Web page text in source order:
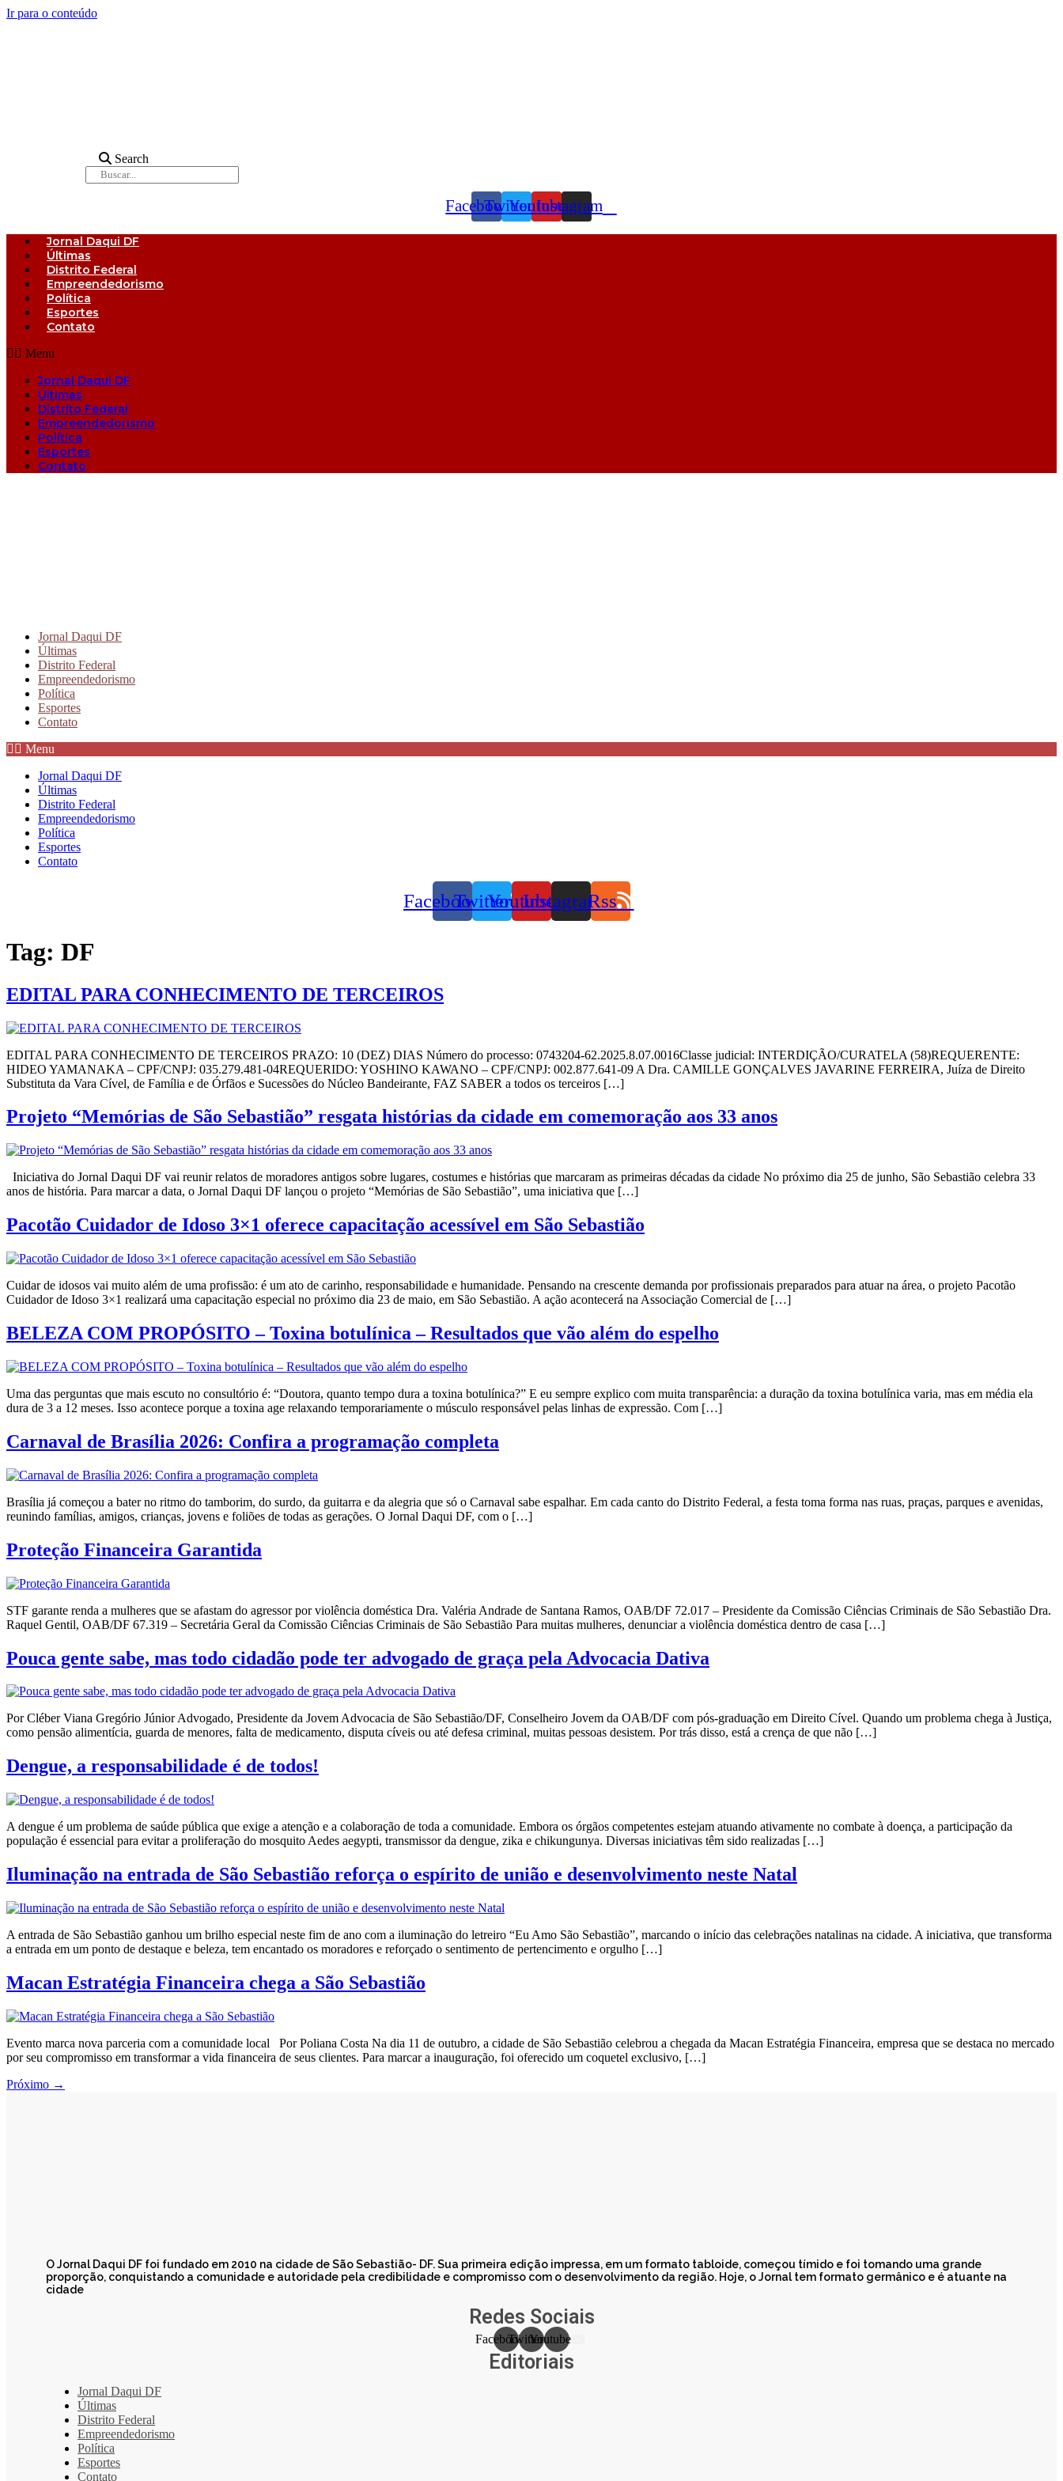
Ir para o conteúdo
Search
Facebook
TwitterYoutubeInstagram
Jornal Daqui DF
Últimas
Distrito Federal
Empreendedorismo
Política
Esportes
Contato
Menu
Jornal Daqui DF
Últimas
Distrito Federal
Empreendedorismo
Política
Esportes
Contato
Jornal Daqui DF
Últimas
Distrito Federal
Empreendedorismo
Política
Esportes
Contato
Menu
Jornal Daqui DF
Últimas
Distrito Federal
Empreendedorismo
Política
Esportes
Contato
FacebookTwitterYoutubeInstagramRss
Tag: DF
EDITAL PARA CONHECIMENTO DE TERCEIROS
EDITAL PARA CONHECIMENTO DE TERCEIROS PRAZO: 10 (DEZ) DIAS Número do processo: 0743204-62.2025.8.07.0016Classe judicial: INTERDIÇÃO/CURATELA (58)REQUERENTE:
HIDEO YAMANAKA – CPF/CNPJ: 035.279.481-04REQUERIDO: YOSHINO KAWANO – CPF/CNPJ: 002.877.641-09 A Dra. CAMILLE GONÇALVES JAVARINE FERREIRA, Juíza de Direito
Substituta da Vara Cível, de Família e de Órfãos e Sucessões do Núcleo Bandeirante, FAZ SABER a todos os terceiros […]
Projeto “Memórias de São Sebastião” resgata histórias da cidade em comemoração aos 33 anos
Iniciativa do Jornal Daqui DF vai reunir relatos de moradores antigos sobre lugares, costumes e histórias que marcaram as primeiras décadas da cidade No próximo dia 25 de junho, São Sebastião celebra 33
anos de história. Para marcar a data, o Jornal Daqui DF lançou o projeto “Memórias de São Sebastião”, uma iniciativa que […]
Pacotão Cuidador de Idoso 3×1 oferece capacitação acessível em São Sebastião
Cuidar de idosos vai muito além de uma profissão: é um ato de carinho, responsabilidade e humanidade. Pensando na crescente demanda por profissionais preparados para atuar na área, o projeto Pacotão
Cuidador de Idoso 3×1 realizará uma capacitação especial no próximo dia 23 de maio, em São Sebastião. A ação acontecerá na Associação Comercial de […]
BELEZA COM PROPÓSITO – Toxina botulínica – Resultados que vão além do espelho
Uma das perguntas que mais escuto no consultório é: “Doutora, quanto tempo dura a toxina botulínica?” E eu sempre explico com muita transparência: a duração da toxina botulínica varia, mas em média ela
dura de 3 a 12 meses. Isso acontece porque a toxina age relaxando temporariamente o músculo responsável pelas linhas de expressão. Com […]
Carnaval de Brasília 2026: Confira a programação completa
Brasília já começou a bater no ritmo do tamborim, do surdo, da guitarra e da alegria que só o Carnaval sabe espalhar. Em cada canto do Distrito Federal, a festa toma forma nas ruas, praças, parques e avenidas,
reunindo famílias, amigos, crianças, jovens e foliões de todas as gerações. O Jornal Daqui DF, com o […]
Proteção Financeira Garantida
STF garante renda a mulheres que se afastam do agressor por violência doméstica Dra. Valéria Andrade de Santana Ramos, OAB/DF 72.017 – Presidente da Comissão Ciências Criminais de São Sebastião Dra.
Raquel Gentil, OAB/DF 67.319 – Secretária Geral da Comissão Ciências Criminais de São Sebastião Para muitas mulheres, denunciar a violência doméstica dentro de casa […]
Pouca gente sabe, mas todo cidadão pode ter advogado de graça pela Advocacia Dativa
Por Cléber Viana Gregório Júnior Advogado, Presidente da Jovem Advocacia de São Sebastião/DF, Conselheiro Jovem da OAB/DF com pós-graduação em Direito Cível. Quando um problema chega à Justiça,
como pensão alimentícia, guarda de menores, falta de medicamento, disputa cíveis ou até defesa criminal, muitas pessoas desistem. Por trás disso, está a crença de que não […]
Dengue, a responsabilidade é de todos!
A dengue é um problema de saúde pública que exige a atenção e a colaboração de toda a comunidade. Embora os órgãos competentes estejam atuando ativamente no combate à doença, a participação da
população é essencial para evitar a proliferação do mosquito Aedes aegypti, transmissor da dengue, zika e chikungunya. Diversas iniciativas têm sido realizadas […]
Iluminação na entrada de São Sebastião reforça o espírito de união e desenvolvimento neste Natal
A entrada de São Sebastião ganhou um brilho especial neste fim de ano com a iluminação do letreiro “Eu Amo São Sebastião”, marcando o início das celebrações natalinas na cidade. A iniciativa, que transforma
a entrada em um ponto de destaque e beleza, tem encantado os moradores e reforçado o sentimento de pertencimento e orgulho […]
Macan Estratégia Financeira chega a São Sebastião
Evento marca nova parceria com a comunidade local Por Poliana Costa Na dia 11 de outubro, a cidade de São Sebastião celebrou a chegada da Macan Estratégia Financeira, empresa que se destaca no mercado
por seu compromisso em transformar a vida financeira de seus clientes. Para marcar a inauguração, foi oferecido um coquetel exclusivo, […]
Próximo →
O Jornal Daqui DF foi fundado em 2010 na cidade de São Sebastião- DF. Sua primeira edição impressa, em um formato tabloide, começou tímido e foi tomando uma grande
proporção, conquistando a comunidade e autoridade pela credibilidade e compromisso com o desenvolvimento da região. Hoje, o Jornal tem formato germânico e é atuante na
cidade
Redes Sociais
FacebookTwitterYoutube
Editoriais
Jornal Daqui DF
Últimas
Distrito Federal
Empreendedorismo
Política
Esportes
Contato